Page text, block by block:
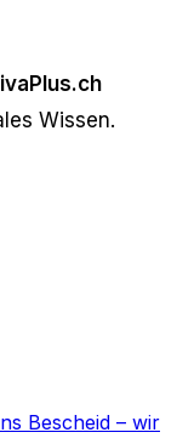
Wissen.
Bescheid – wir